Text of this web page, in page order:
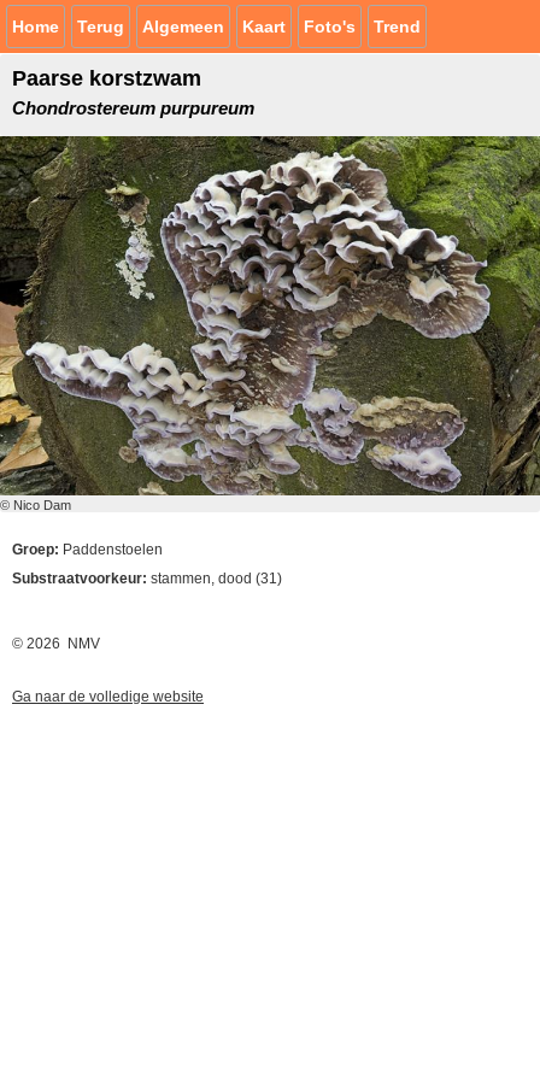
Home Terug Algemeen Kaart Foto's Trend
Paarse korstzwam
Chondrostereum purpureum
© Nico Dam
Groep: Paddenstoelen
Substraatvoorkeur: stammen, dood (31)
© 2026 NMV
Ga naar de volledige website